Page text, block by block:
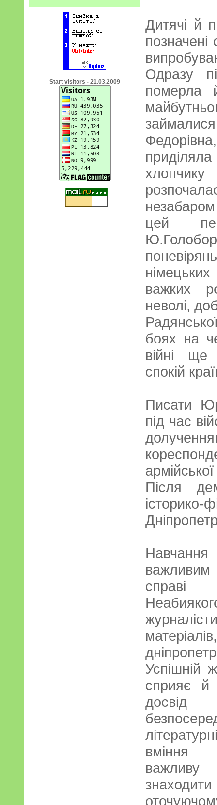
Start visitors - 21.03.2009
Дитячі й
Одразу
померла
цей
важких
неволі,
боях на
війні ще
спокій
Писати
під час
Після
історико-
важливим
справі
Успішній
сприяє й
досвід
вміння